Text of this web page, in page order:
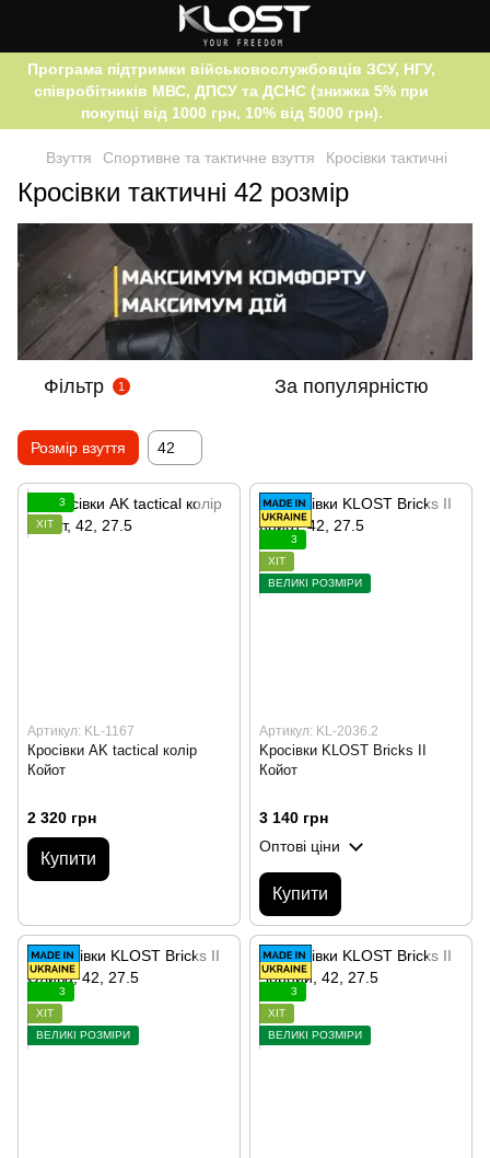
Програма підтримки військовослужбовців ЗСУ, НГУ,
співробітників МВС, ДПСУ та ДСНС (знижка 5% при
покупці від 1000 грн, 10% від 5000 грн).
Взуття Спортивне та тактичне взуття Кросівки тактичні
Кросівки тактичні 42 розмір
Фільтр 1 За популярністю
Розмір взуття 42
3
ХІТ
Артикул: KL-1167
Кросівки AK tactical колір
Койот
2 320 грн
Купити
3
ХІТ
ВЕЛИКІ РОЗМІРИ
Артикул: KL-2036.2
Kросівки KLOST Bricks II
Койот
3 140 грн
Оптові ціни
Купити
3
ХІТ
ВЕЛИКІ РОЗМІРИ
3
ХІТ
ВЕЛИКІ РОЗМІРИ